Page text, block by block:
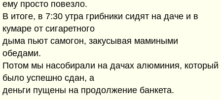
ему просто повезло.
В итоге, в 7:30 утра грибники сидят на даче и в
кумаре от сигаретного
дыма пьют самогон, закусывая мамиными
обедами.
Потом мы насобирали на дачах алюминия, который
было успешно сдан, а
деньги пущены на продолжение банкета.